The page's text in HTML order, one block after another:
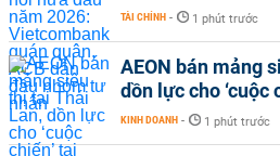
TÀI CHÍNH - 1 phút trước
AEON bán mảng
dồn lực cho ‘cuộc
KINH DOANH - 1 phút trước